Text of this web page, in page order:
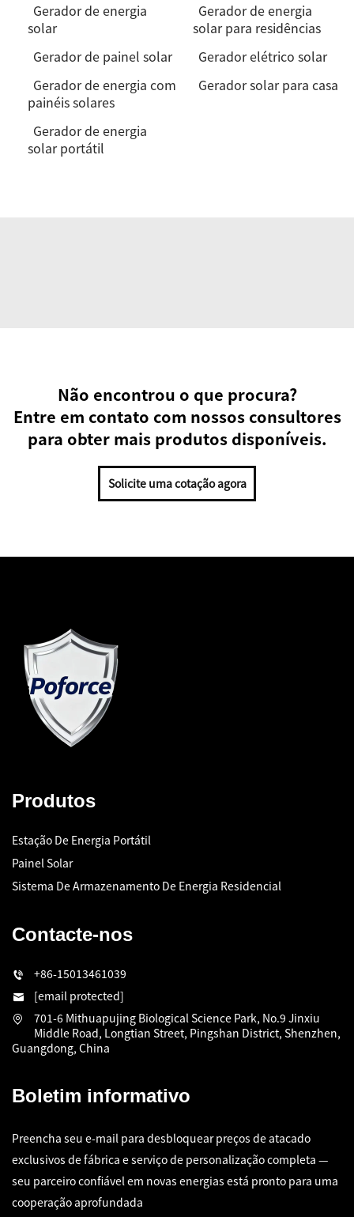
Gerador de energia
solar
Gerador de energia
solar para residências
Gerador de painel solar
Gerador elétrico solar
Gerador de energia com
painéis solares
Gerador solar para casa
Gerador de energia
solar portátil
Não encontrou o que procura?
Entre em contato com nossos consultores
para obter mais produtos disponíveis.
Solicite uma cotação agora
Produtos
Estação De Energia Portátil
Painel Solar
Sistema De Armazenamento De Energia Residencial
Contacte-nos
+86-15013461039
[email protected]
701-6 Mithuapujing Biological Science Park, No.9 Jinxiu
Middle Road, Longtian Street, Pingshan District, Shenzhen,
Guangdong, China
Boletim informativo
Preencha seu e-mail para desbloquear preços de atacado
exclusivos de fábrica e serviço de personalização completa —
seu parceiro confiável em novas energias está pronto para uma
cooperação aprofundada